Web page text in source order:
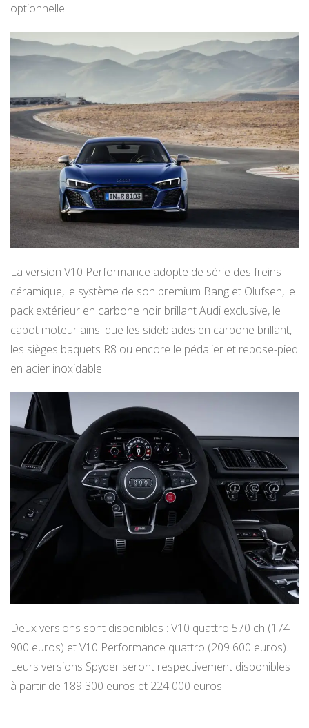
optionnelle.
La version V10 Performance adopte de série des freins
céramique, le système de son premium Bang et Olufsen, le
pack extérieur en carbone noir brillant Audi exclusive, le
capot moteur ainsi que les sideblades en carbone brillant,
les sièges baquets R8 ou encore le pédalier et repose-pied
en acier inoxidable.
Deux versions sont disponibles : V10 quattro 570 ch (174
900 euros) et V10 Performance quattro (209 600 euros).
Leurs versions Spyder seront respectivement disponibles
à partir de 189 300 euros et 224 000 euros.